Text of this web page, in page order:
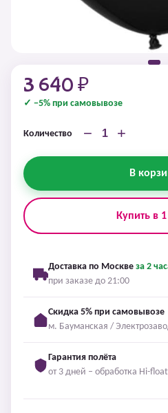
3 640 ₽
✓ −5% при самовывозе
Количество − +
В
Купить в
Доставка по Москве за 2
при заказе до 21:00
Скидка 5% при самовывозе
м. Бауманская /
Гарантия полёта
от 3 дней – обработка Hi-